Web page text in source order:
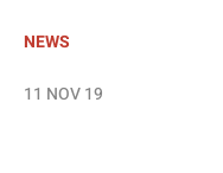
NEWS
11 NOV 19